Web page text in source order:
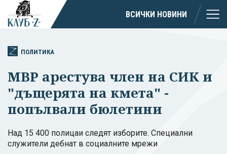
ВСИЧКИ НОВИНИ
ПОЛИТИКА
МВР арестува член на СИК и
"дъщерята на кмета" -
попълвали бюлетини
Над 15 400 полицаи следят изборите. Специални
служители дебнат в социалните мрежи